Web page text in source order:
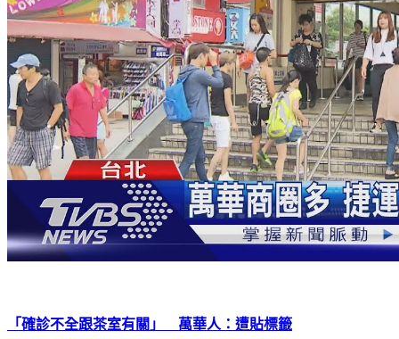
「確診不全跟茶室有關」 萬華人：遭貼標籤